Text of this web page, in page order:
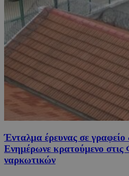
Ένταλμα έρευνας σε γραφείο
Ενημέρωνε κρατούμενο στις
ναρκωτικών